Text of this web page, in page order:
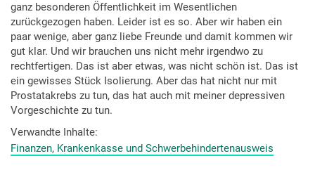
ganz besonderen Öffentlichkeit im Wesentlichen
zurückgezogen haben. Leider ist es so. Aber wir haben ein
paar wenige, aber ganz liebe Freunde und damit kommen wir
gut klar. Und wir brauchen uns nicht mehr irgendwo zu
rechtfertigen. Das ist aber etwas, was nicht schön ist. Das ist
ein gewisses Stück Isolierung. Aber das hat nicht nur mit
Prostatakrebs zu tun, das hat auch mit meiner depressiven
Vorgeschichte zu tun.
Verwandte Inhalte
Finanzen, Krankenkasse und Schwerbehindertenausweis